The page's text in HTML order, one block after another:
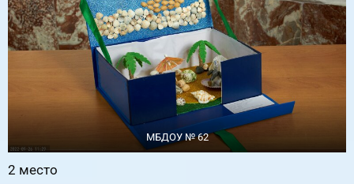
МБДОУ № 62
2 место